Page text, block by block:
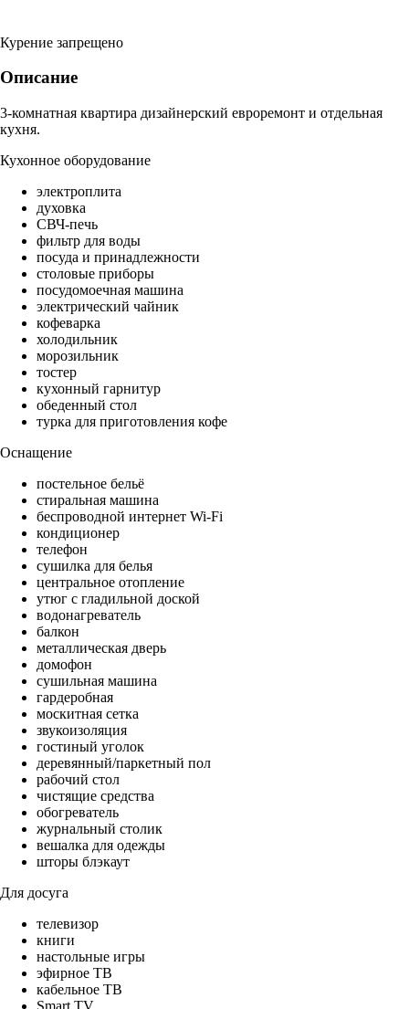
Курение запрещено
Описание
3-комнатная квартира дизайнерский евроремонт и отдельная
кухня.
Кухонное оборудование
электроплита
духовка
СВЧ-печь
фильтр для воды
посуда и принадлежности
столовые приборы
посудомоечная машина
электрический чайник
кофеварка
холодильник
морозильник
тостер
кухонный гарнитур
обеденный стол
турка для приготовления кофе
Оснащение
постельное бельё
стиральная машина
беспроводной интернет Wi-Fi
кондиционер
телефон
сушилка для белья
центральное отопление
утюг с гладильной доской
водонагреватель
балкон
металлическая дверь
домофон
сушильная машина
гардеробная
москитная сетка
звукоизоляция
гостиный уголок
деревянный/паркетный пол
рабочий стол
чистящие средства
обогреватель
журнальный столик
вешалка для одежды
шторы блэкаут
Для досуга
телевизор
книги
настольные игры
эфирное ТВ
кабельное ТВ
Smart TV